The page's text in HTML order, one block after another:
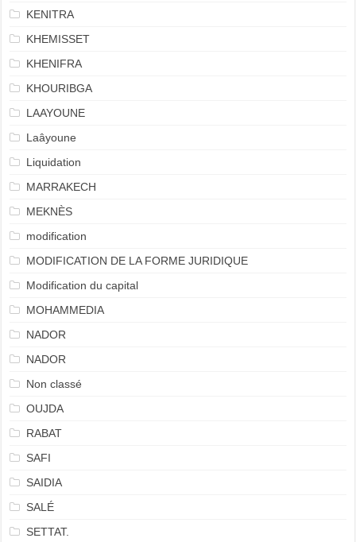
KENITRA
KHEMISSET
KHENIFRA
KHOURIBGA
LAAYOUNE
Laâyoune
Liquidation
MARRAKECH
MEKNÈS
modification
MODIFICATION DE LA FORME JURIDIQUE
Modification du capital
MOHAMMEDIA
NADOR
NADOR
Non classé
OUJDA
RABAT
SAFI
SAIDIA
SALÉ
SETTAT.